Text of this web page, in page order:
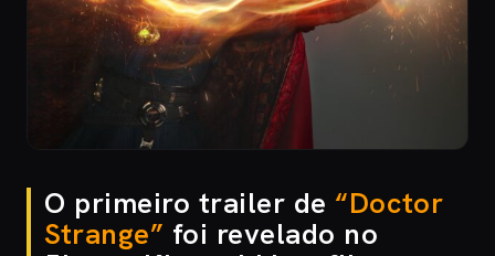
O primeiro trailer de “Doctor
Strange” foi revelado no